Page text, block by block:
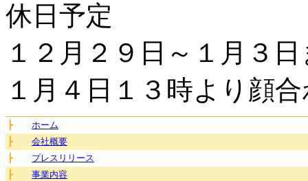
休日予定
１２月２９日～１月３
１月４日１３時より顔
┣
ホーム
┣
会社概要
┣
プレスリリース
┣
事業内容